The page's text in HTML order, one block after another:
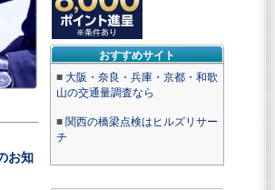
おすすめサイト
■ 大阪・奈良・兵庫・京都・和歌
山の交通量調査なら
■ 関西の橋梁点検はヒルズリサー
チ
お知